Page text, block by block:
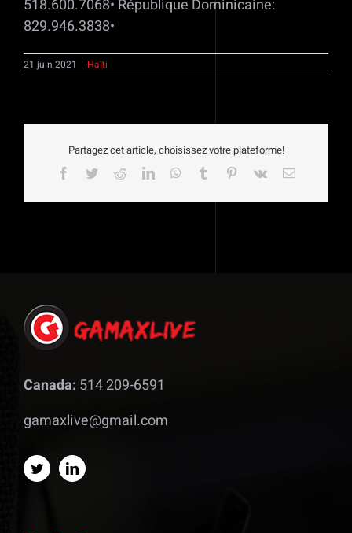
518.600.7068• République Dominicaine:
829.946.3838•
21 juin 2021 | Haïti
Partagez cet article, choisissez votre plateforme!
Facebook
TwitterRedditLinkedInWhatsApp
Tumblr Pinterest
Vk Email
Canada: 514 209-6591
gamaxlive@gmail.com